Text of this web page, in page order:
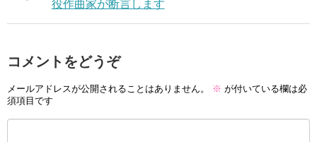
役作曲家が断言します
コメントをどうぞ
メールアドレスが公開されることはありません。 ※ が付いている欄は必
須項目です